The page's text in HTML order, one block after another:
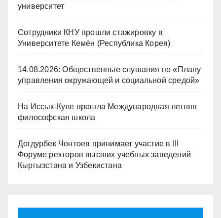
университет
Сотрудники КНУ прошли стажировку в
Университете Кемён (Республика Корея)
14.08.2026: Общественные слушания по «Плану
управления окружающей и социальной средой»
На Иссык-Куле прошла Международная летняя
философская школа
Догдурбек Чонтоев принимает участие в III
Форуме ректоров высших учебных заведений
Кыргызстана и Узбекистана